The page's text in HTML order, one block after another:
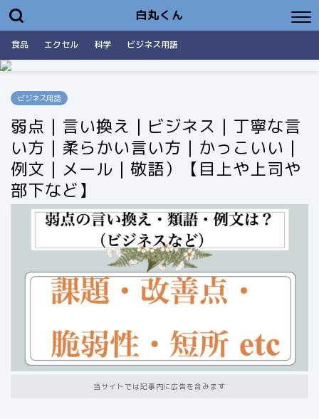
白丸くん
食品 エクセル 科学 ビジネス用語
ビジネス用語
弱点｜言い換え｜ビジネス｜丁寧な言
い方｜柔らかい言い方｜かっこいい｜
例文｜メール｜敬語）【目上や上司や
部下など】
当サイトでは記事内に広告を含みます